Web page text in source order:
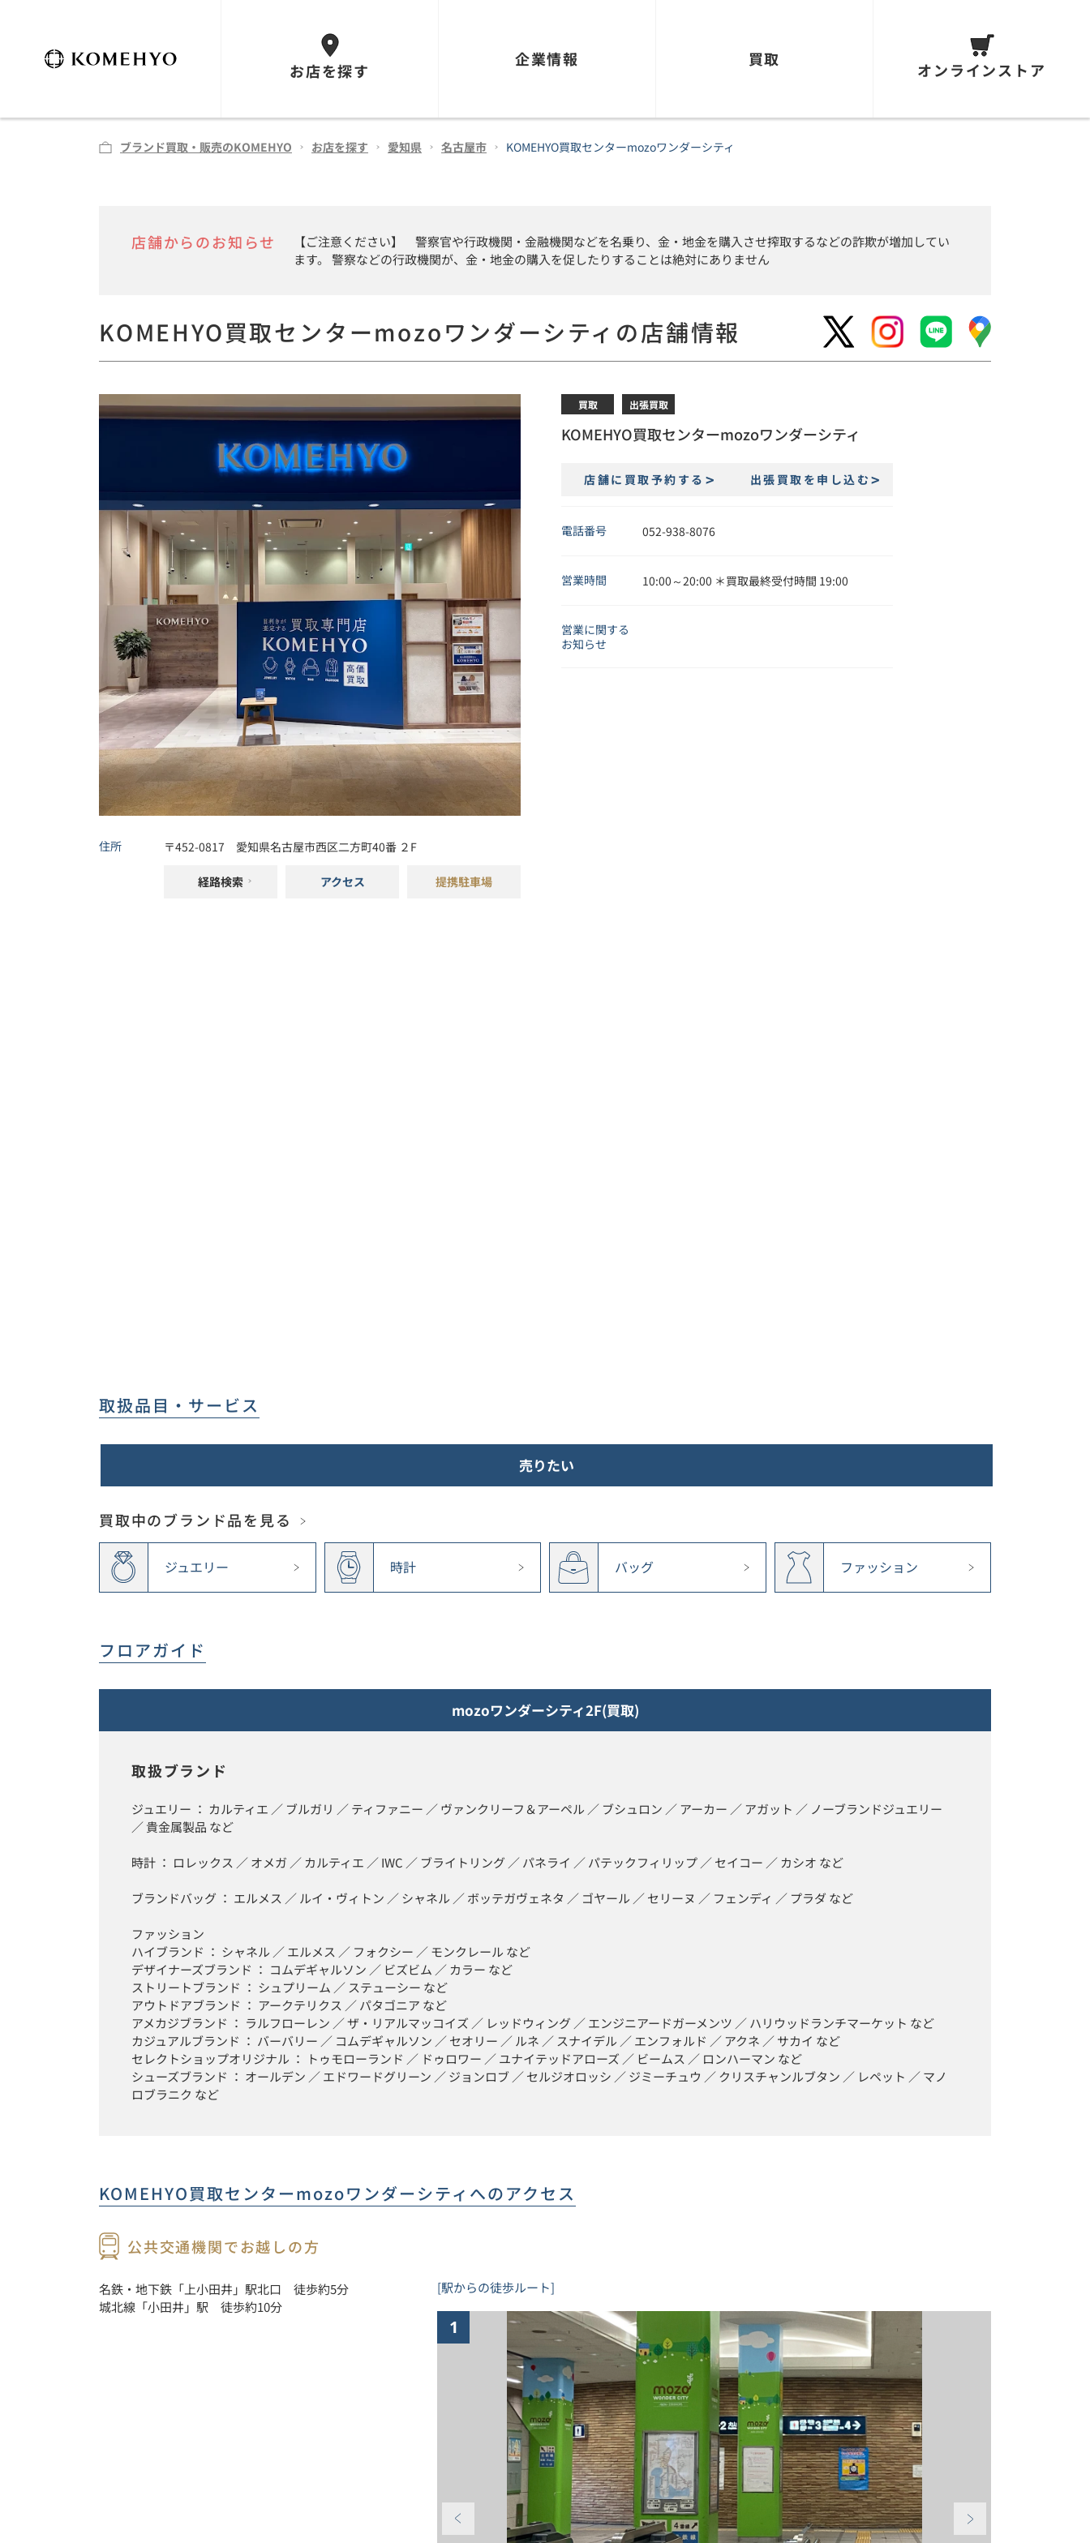
お店を探す
企業情報 買取
オンラインストア
ブランド買取・販売のKOMEHYO お店を探す 愛知県 名古屋市 KOMEHYO買取センターmozoワンダーシティ
店舗からのお知らせ
【ご注意ください】 警察官や行政機関・金融機関などを名乗り、金・地金を購入させ搾取するなどの詐欺が増加してい
ます。 警察などの行政機関が、金・地金の購入を促したりすることは絶対にありません
KOMEHYO買取センターmozoワンダーシティ の店舗情報
住所 〒452-0817 愛知県名古屋市西区二方町40番 ２F
経路検索 アクセス 提携駐車場
買取 出張買取
KOMEHYO買取センターmozoワンダーシティ
店舗に買取予約する 出張買取を申し込む
電話番号 052-938-8076
営業時間 10:00～20:00 ＊買取最終受付時間 19:00
営業に関する
お知らせ
取扱品目・サービス
売りたい
買取中のブランド品を見る
ジュエリー 時計 バッグ ファッション
フロアガイド
mozoワンダーシティ2F(買取)
取扱ブランド
ジュエリー ： カルティエ ／ ブルガリ ／ ティファニー ／ ヴァンクリーフ＆アーペル ／ ブシュロン ／ アーカー ／ アガット ／ ノーブランドジュエリー
／ 貴金属製品 など
時計 ： ロレックス ／ オメガ ／ カルティエ ／ IWC ／ ブライトリング ／ パネライ ／ パテックフィリップ ／ セイコー ／ カシオ など
ブランドバッグ ： エルメス ／ ルイ・ヴィトン ／ シャネル ／ ボッテガヴェネタ ／ ゴヤール ／ セリーヌ ／ フェンディ ／ プラダ など
ファッション
ハイブランド ： シャネル ／ エルメス ／ フォクシー ／ モンクレール など
デザイナーズブランド ： コムデギャルソン ／ ビズビム ／ カラー など
ストリートブランド ： シュプリーム ／ ステューシー など
アウトドアブランド ： アークテリクス ／ パタゴニア など
アメカジブランド ： ラルフローレン ／ ザ・リアルマッコイズ ／ レッドウィング ／ エンジニアードガーメンツ ／ ハリウッドランチマーケット など
カジュアルブランド ： バーバリー ／ コムデギャルソン ／ セオリー ／ ルネ ／ スナイデル ／ エンフォルド ／ アクネ ／ サカイ など
セレクトショップオリジナル ： トゥモローランド ／ ドゥロワー ／ ユナイテッドアローズ ／ ビームス ／ ロンハーマン など
シューズブランド ： オールデン ／ エドワードグリーン ／ ジョンロブ ／ セルジオロッシ ／ ジミーチュウ ／ クリスチャンルブタン ／ レペット ／ マノ
ロブラニク など
KOMEHYO買取センターmozoワンダーシティ へのアクセス
公共交通機関でお越しの方
名鉄・地下鉄「上小田井」駅北口　徒歩約5分
城北線「小田井」駅　徒歩約10分
[駅からの徒歩ルート]
1